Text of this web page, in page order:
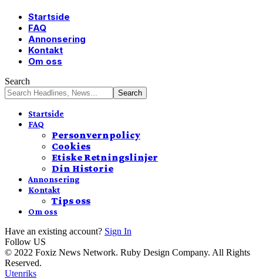
Startside
FAQ
Annonsering
Kontakt
Om oss
Search
Startside
FAQ
Personvernpolicy
Cookies
Etiske Retningslinjer
Din Historie
Annonsering
Kontakt
Tips oss
Om oss
Have an existing account? Sign In
Follow US
© 2022 Foxiz News Network. Ruby Design Company. All Rights
Reserved.
Utenriks